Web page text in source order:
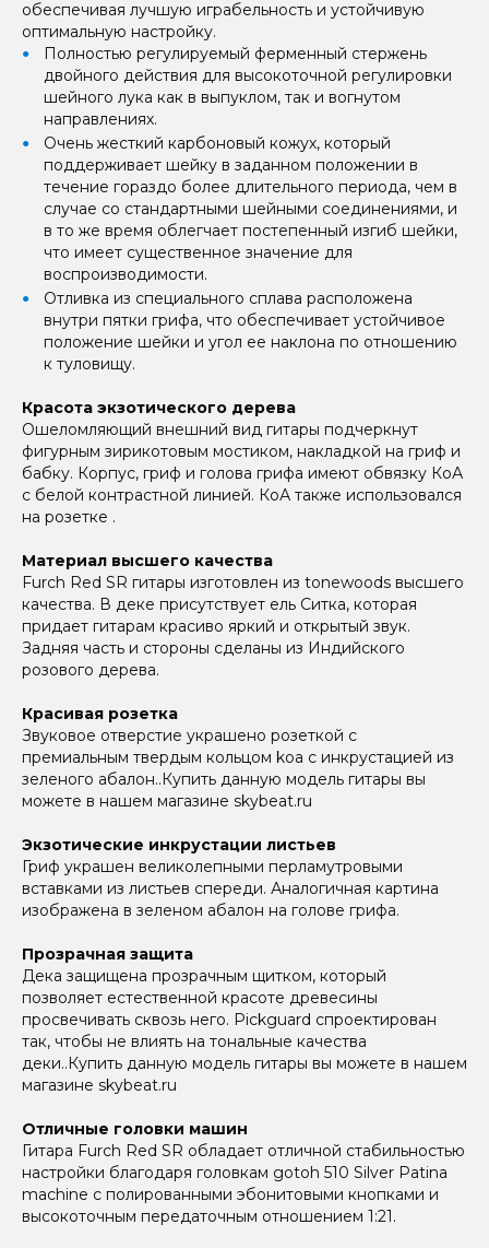
обеспечивая лучшую играбельность и устойчивую
оптимальную настройку.
Полностью регулируемый ферменный стержень
двойного действия для высокоточной регулировки
шейного лука как в выпуклом, так и вогнутом
направлениях.
Очень жесткий карбоновый кожух, который
поддерживает шейку в заданном положении в
течение гораздо более длительного периода, чем в
случае со стандартными шейными соединениями, и
в то же время облегчает постепенный изгиб шейки,
что имеет существенное значение для
воспроизводимости.
Отливка из специального сплава расположена
внутри пятки грифа, что обеспечивает устойчивое
положение шейки и угол ее наклона по отношению
к туловищу.
Красота экзотического дерева
Ошеломляющий внешний вид гитары подчеркнут
фигурным зирикотовым мостиком, накладкой на гриф и
бабку. Корпус, гриф и голова грифа имеют обвязку КоА
с белой контрастной линией. КоА также использовался
на розетке .
Материал высшего качества
Furch Red SR гитары изготовлен из tonewoods высшего
качества. В деке присутствует ель Ситка, которая
придает гитарам красиво яркий и открытый звук.
Задняя часть и стороны сделаны из Индийского
розового дерева.
Красивая розетка
Звуковое отверстие украшено розеткой с
премиальным твердым кольцом koa с инкрустацией из
зеленого абалон..Купить данную модель гитары вы
можете в нашем магазине skybeat.ru
Экзотические инкрустации листьев
Гриф украшен великолепными перламутровыми
вставками из листьев спереди. Аналогичная картина
изображена в зеленом абалон на голове грифа.
Прозрачная защита
Дека защищена прозрачным щитком, который
позволяет естественной красоте древесины
просвечивать сквозь него. Pickguard спроектирован
так, чтобы не влиять на тональные качества
деки..Купить данную модель гитары вы можете в нашем
магазине skybeat.ru
Отличные головки машин
Гитара Furch Red SR обладает отличной стабильностью
настройки благодаря головкам gotoh 510 Silver Patina
machine с полированными эбонитовыми кнопками и
высокоточным передаточным отношением 1:21.